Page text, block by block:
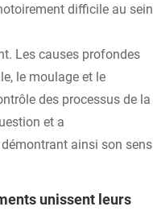
difficile au sein
Les causes profondes
le moulage et le
des processus de la
et a
ainsi son sens
unissent leurs